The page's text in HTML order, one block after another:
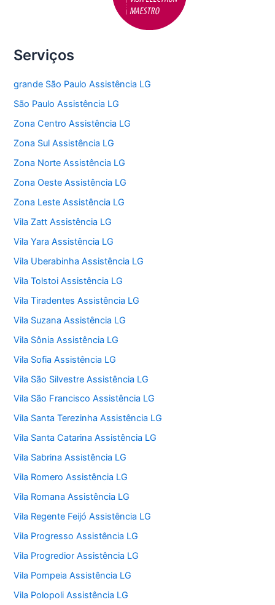
Serviços
grande São Paulo Assistência LG
São Paulo Assistência LG
Zona Centro Assistência LG
Zona Sul Assistência LG
Zona Norte Assistência LG
Zona Oeste Assistência LG
Zona Leste Assistência LG
Vila Zatt Assistência LG
Vila Yara Assistência LG
Vila Uberabinha Assistência LG
Vila Tolstoi Assistência LG
Vila Tiradentes Assistência LG
Vila Suzana Assistência LG
Vila Sônia Assistência LG
Vila Sofia Assistência LG
Vila São Silvestre Assistência LG
Vila São Francisco Assistência LG
Vila Santa Terezinha Assistência LG
Vila Santa Catarina Assistência LG
Vila Sabrina Assistência LG
Vila Romero Assistência LG
Vila Romana Assistência LG
Vila Regente Feijó Assistência LG
Vila Progresso Assistência LG
Vila Progredior Assistência LG
Vila Pompeia Assistência LG
Vila Polopoli Assistência LG